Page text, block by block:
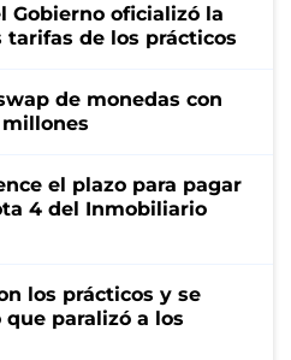
Gobierno oficializó la
tarifas de los prácticos
de monedas con
millones
el plazo para pagar
4 del Inmobiliario
los prácticos y se
paralizó a los